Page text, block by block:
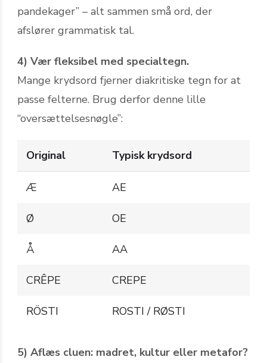
pandekager” – alt sammen små ord, der
afslører grammatisk tal.
4) Vær fleksibel med specialtegn.
Mange krydsord fjerner diakritiske tegn for at
passe felterne. Brug derfor denne lille
“oversættelsesnøgle”:
Original Typisk krydsord
Æ AE
Ø OE
Å AA
CRÊPE CREPE
RÖSTI ROSTI / RØSTI
5) Aflæs cluen: madret, kultur eller metafor?